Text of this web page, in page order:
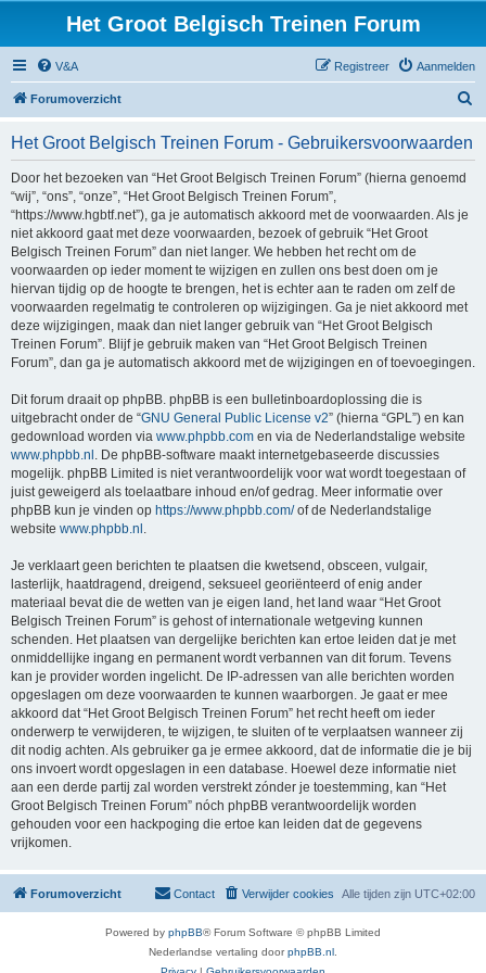
Het Groot Belgisch Treinen Forum
V&A Aanmelden
Registreer
Forumoverzicht
Het Groot Belgisch Treinen Forum - Gebruikersvoorwaarden
Door het bezoeken van “Het Groot Belgisch Treinen Forum” (hierna genoemd
“wij”, “ons”, “onze”, “Het Groot Belgisch Treinen Forum”,
“https://www.hgbtf.net”), ga je automatisch akkoord met de voorwaarden. Als je
niet akkoord gaat met deze voorwaarden, bezoek of gebruik “Het Groot
Belgisch Treinen Forum” dan niet langer. We hebben het recht om de
voorwaarden op ieder moment te wijzigen en zullen ons best doen om je
hiervan tijdig op de hoogte te brengen, het is echter aan te raden om zelf de
voorwaarden regelmatig te controleren op wijzigingen. Ga je niet akkoord met
deze wijzigingen, maak dan niet langer gebruik van “Het Groot Belgisch
Treinen Forum”. Blijf je gebruik maken van “Het Groot Belgisch Treinen
Forum”, dan ga je automatisch akkoord met de wijzigingen en of toevoegingen.
Dit forum draait op phpBB. phpBB is een bulletinboardoplossing die is
uitgebracht onder de “GNU General Public License v2” (hierna “GPL”) en kan
gedownload worden via www.phpbb.com en via de Nederlandstalige website
www.phpbb.nl . De phpBB-software maakt internetgebaseerde discussies
mogelijk. phpBB Limited is niet verantwoordelijk voor wat wordt toegestaan of
juist geweigerd als toelaatbare inhoud en/of gedrag. Meer informatie over
phpBB kun je vinden op https://www.phpbb.com/of de Nederlandstalige
website www.phpbb.nl .
Je verklaart geen berichten te plaatsen die kwetsend, obsceen, vulgair,
lasterlijk, haatdragend, dreigend, seksueel georiënteerd of enig ander
materiaal bevat die de wetten van je eigen land, het land waar “Het Groot
Belgisch Treinen Forum” is gehost of internationale wetgeving kunnen
schenden. Het plaatsen van dergelijke berichten kan ertoe leiden dat je met
onmiddellijke ingang en permanent wordt verbannen van dit forum. Tevens
kan je provider worden ingelicht. De IP-adressen van alle berichten worden
opgeslagen om deze voorwaarden te kunnen waarborgen. Je gaat er mee
akkoord dat “Het Groot Belgisch Treinen Forum” het recht heeft om ieder
onderwerp te verwijderen, te wijzigen, te sluiten of te verplaatsen wanneer zij
dit nodig achten. Als gebruiker ga je ermee akkoord, dat de informatie die je bij
ons invoert wordt opgeslagen in een database. Hoewel deze informatie niet
aan een derde partij zal worden verstrekt zónder je toestemming, kan “Het
Groot Belgisch Treinen Forum” nóch phpBB verantwoordelijk worden
gehouden voor een hackpoging die ertoe kan leiden dat de gegevens
vrijkomen.
Forumoverzicht Alle tijden zijn UTC+02:00
Verwijder cookies
Contact
Powered by phpBB® Forum Software © phpBB Limited
Nederlandse vertaling doorphpBB.nl